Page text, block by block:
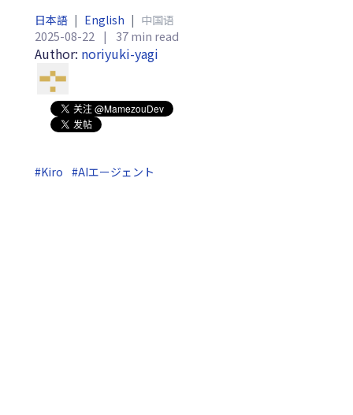
日本語 | English | 中国语
2025-08-22 | 37 min read
Author: noriyuki-yagi
#Kiro #AIエージェント